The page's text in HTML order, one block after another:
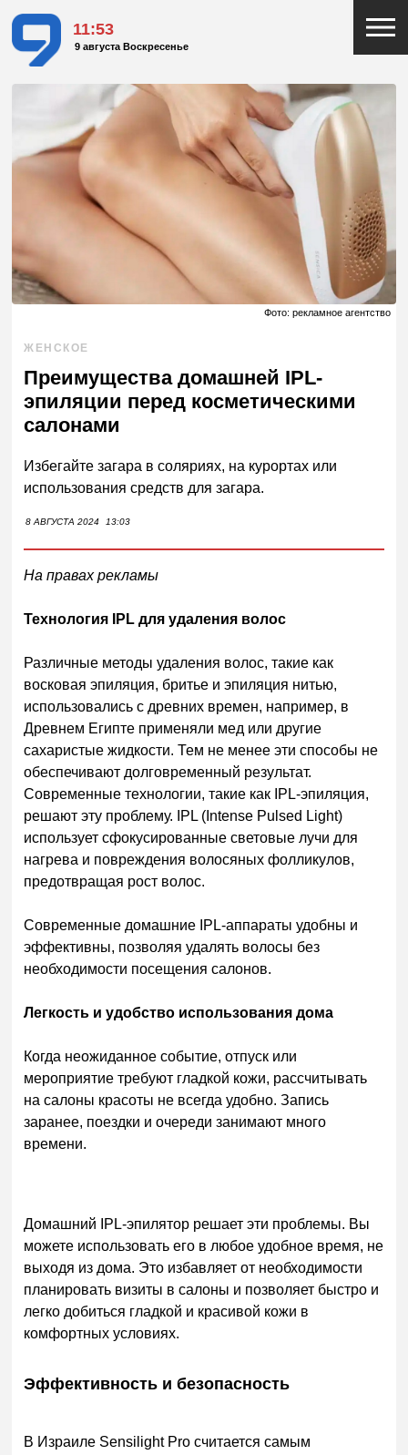
11:53
9 августа Воскресенье
Фото: рекламное агентство
ЖЕНСКОЕ
Преимущества домашней IPL-
эпиляции перед косметическими
салонами
Избегайте загара в соляриях, на курортах или
использования средств для загара.
8 АВГУСТА 2024 13:03
На правах рекламы
Технология IPL для удаления волос
Различные методы удаления волос, такие как
восковая эпиляция, бритье и эпиляция нитью,
использовались с древних времен, например, в
Древнем Египте применяли мед или другие
сахаристые жидкости. Тем не менее эти способы не
обеспечивают долговременный результат.
Современные технологии, такие как IPL-эпиляция,
решают эту проблему. IPL (Intense Pulsed Light)
использует сфокусированные световые лучи для
нагрева и повреждения волосяных фолликулов,
предотвращая рост волос.
Современные домашние IPL-аппараты удобны и
эффективны, позволяя удалять волосы без
необходимости посещения салонов.
Легкость и удобство использования дома
Когда неожиданное событие, отпуск или
мероприятие требуют гладкой кожи, рассчитывать
на салоны красоты не всегда удобно. Запись
заранее, поездки и очереди занимают много
времени.
Домашний IPL-эпилятор решает эти проблемы. Вы
можете использовать его в любое удобное время, не
выходя из дома. Это избавляет от необходимости
планировать визиты в салоны и позволяет быстро и
легко добиться гладкой и красивой кожи в
комфортных условиях.
Эффективность и безопасность
В Израиле Sensilight Pro считается самым